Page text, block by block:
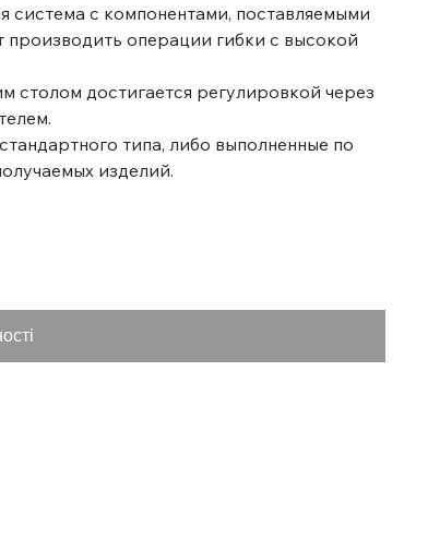
с компонентами, поставляемыми
производить операции гибки с высокой
столом достигается регулировкой через
типа, либо выполненные по
изделий.